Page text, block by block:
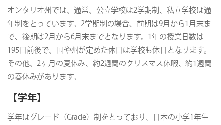
オンタリオ州では、通常、公立学校は2学期制、私立学校は通
年制をとっています。2学期制の場合、前期は9月から1月末ま
で、後期は2月から6月末までとなります。1年の授業日数は
195日前後で、国や州が定めた休日は学校も休日となります。
その他、2ヶ月の夏休み、約2週間のクリスマス休暇、約1週間
の春休みがあります。
【学年】
学年はグレード（Grade）制をとっており、日本の小学1年生